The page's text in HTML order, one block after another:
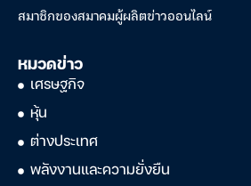
สมาชิกของสมาคมผู้ผลิตข่าวออนไลน์
หมวดข่าว
เศรษฐกิจ
หุ้น
ต่างประเทศ
พลังงานและความยั่งยืน